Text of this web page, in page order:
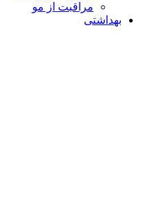
مراقبت از مو
بهداشتی